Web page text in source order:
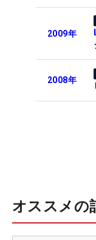
2009年
2008年
オススメの